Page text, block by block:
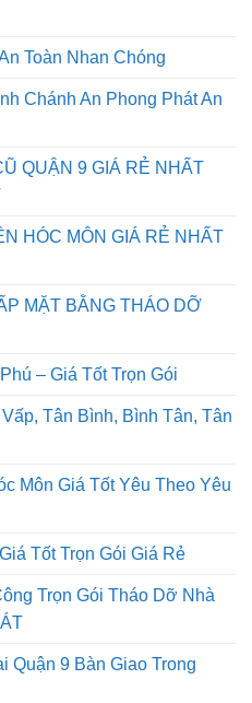
Toàn Nhan Chóng
Chánh An Phong Phát An
QUẬN 9 GIÁ RẺ NHẤT
HÓC MÔN GIÁ RẺ NHẤT
MẶT BẰNG THÁO DỠ
– Giá Tốt Trọn Gói
Tân Bình, Bình Tân, Tân
Môn Giá Tốt Yêu Theo Yêu
Tốt Trọn Gói Giá Rẻ
Trọn Gói Tháo Dỡ Nhà
Quận 9 Bàn Giao Trong